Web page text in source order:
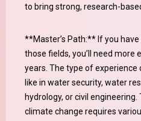
to bring strong, research-
**Master’s Path:** If you
those fields, you’ll need
years. The type of experience
like in water security, water
hydrology, or civil
climate change requires